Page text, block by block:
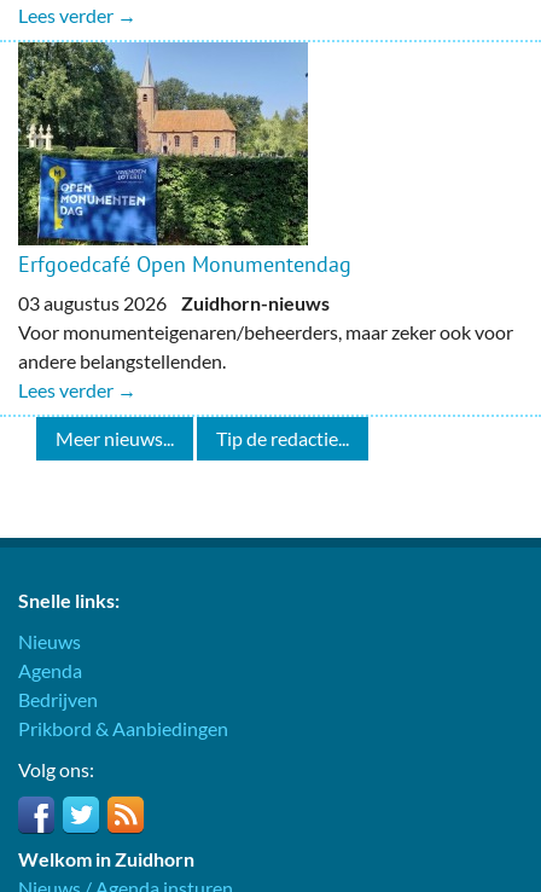
Lees verder →
Erfgoedcafé Open Monumentendag
03 augustus 2026 Zuidhorn-nieuws
Voor monumenteigenaren/beheerders, maar zeker ook voor
andere belangstellenden.
Lees verder →
Meer nieuws... Tip de redactie...
Snelle links:
Nieuws
Agenda
Bedrijven
Prikbord & Aanbiedingen
Volg ons:
Welkom in Zuidhorn